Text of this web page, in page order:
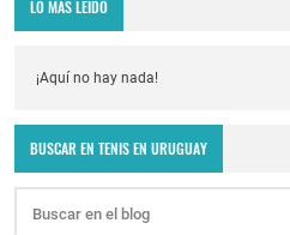
LO MÁS LEÍDO
¡Aquí no hay nada!
BUSCAR EN TENIS EN URUGUAY